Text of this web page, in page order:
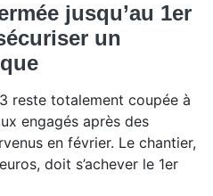
jusqu’au 1er
un
reste totalement coupée à
engagés après des
en février. Le chantier,
doit s’achever le 1er